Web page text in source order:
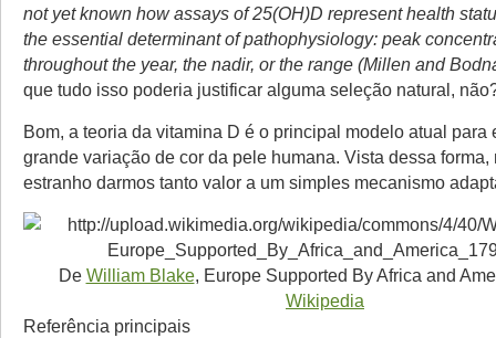
not yet known how assays of 25(OH)D represent health
the essential determinant of pathophysiology: peak
throughout the year, the nadir, or the range (Millen and
que tudo isso poderia justificar alguma seleção natural,
Bom, a teoria da vitamina D é o principal modelo atual para
grande variação de cor da pele humana. Vista dessa forma,
estranho darmos tanto valor a um simples mecanismo
De William Blake, Europe Supported By Africa and
Wikipedia
Referência principais